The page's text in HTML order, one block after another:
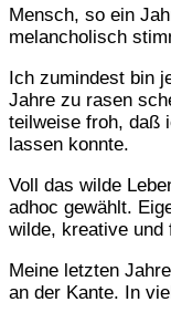
Mensch, so ein
melancholisch
Ich zumindest bin
Jahre zu rasen
teilweise froh, daß
lassen konnte.
Voll das wilde
adhoc gewählt.
wilde, kreative und
Meine letzten
an der Kante. In